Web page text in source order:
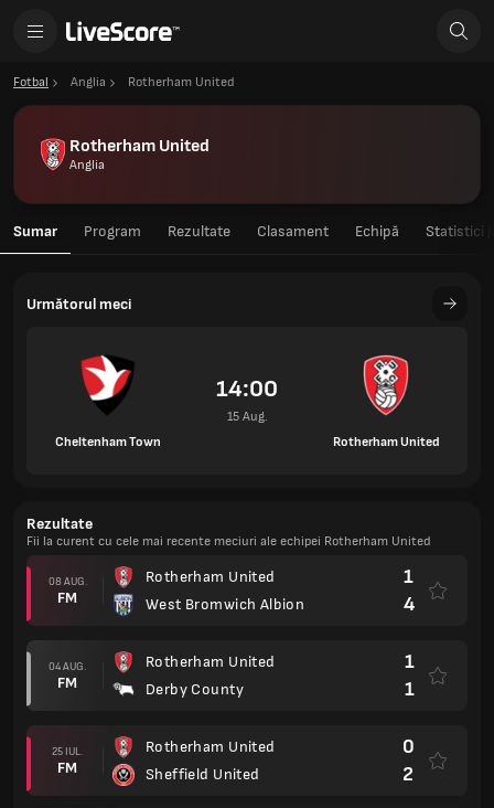
Fotbal Anglia Rotherham United
Rotherham United
Anglia
Sumar Program Rezultate Clasament Echipă Statistici
Următorul meci
Cheltenham Town
14:00
15 Aug.
Rotherham United
Rezultate
Fii la curent cu cele mai recente meciuri ale echipei Rotherham United
08 AUG.
FM
Rotherham United
West Bromwich Albion
1
4
04 AUG.
FM
Rotherham United
Derby County
1
1
25 IUL.
FM
Rotherham United
Sheffield United
0
2